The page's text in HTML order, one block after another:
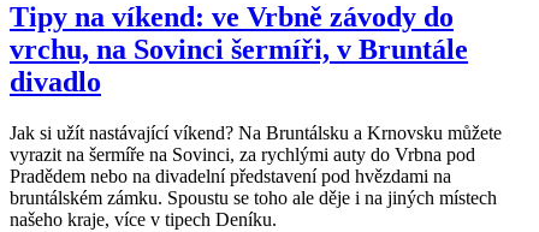
Tipy na víkend: ve Vrbně závody do
vrchu, na Sovinci šermíři, v Bruntále
divadlo
Jak si užít nastávající víkend? Na Bruntálsku a Krnovsku můžete
vyrazit na šermíře na Sovinci, za rychlými auty do Vrbna pod
Pradědem nebo na divadelní představení pod hvězdami na
bruntálském zámku. Spoustu se toho ale děje i na jiných místech
našeho kraje, více v tipech Deníku.